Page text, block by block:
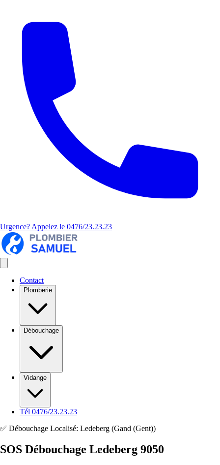
Urgence? Appelez le 0476/23.23.23
Contact
Plomberie
Débouchage
Vidange
Tél 0476/23.23.23
✅ Débouchage Localisé: Ledeberg (Gand (Gent))
SOS Débouchage Ledeberg 9050